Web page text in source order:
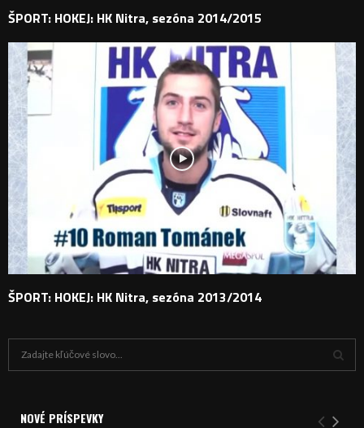
ŠPORT: HOKEJ: HK Nitra, sezóna 2014/2015
ŠPORT: HOKEJ: HK Nitra, sezóna 2013/2014
Y
NOVÉ PRÍSPEVKY